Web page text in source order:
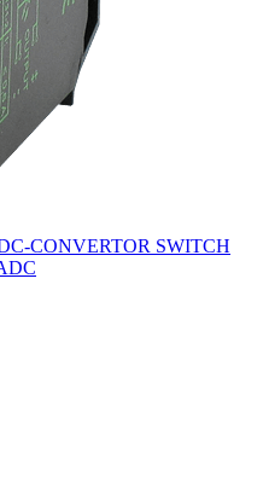
CONVERTOR SWITCH